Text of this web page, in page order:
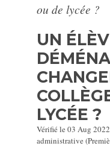
ou de lycée ?
UN
LYCÉE ?
Vérifié le 03 Aug
administrative